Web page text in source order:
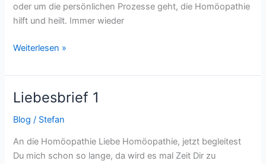
oder um die persönlichen Prozesse geht, die Homöopathie
hilft und heilt. Immer wieder
Weiterlesen »
Liebesbrief 1
Blog / Stefan
An die Homöopathie Liebe Homöopathie, jetzt begleitest
Du mich schon so lange, da wird es mal Zeit Dir zu
Liebesbrief